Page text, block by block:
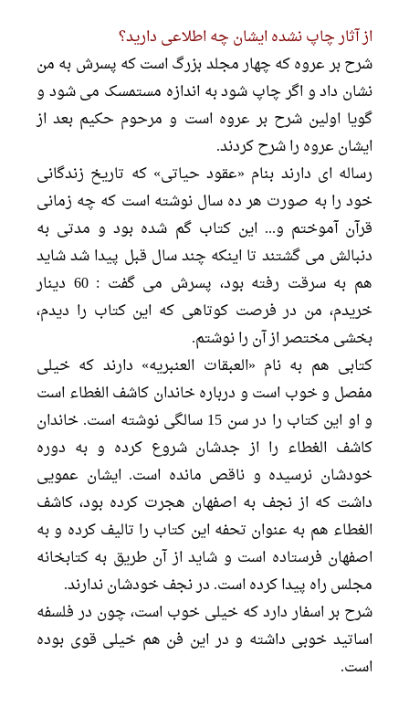
از آثار چاپ نشده ایشان چه اطلاعى دارید؟
شرح بر عروه که چهار مجلد بزرگ است که پسرش به من
نشان داد و اگر چاپ شود به اندازه مستمسک مى شود و
گویا اولین شرح بر عروه است و مرحوم حکیم بعد از
ایشان عروه را شرح کردند.
رساله اى دارند بنام «عقود حیاتى» که تاریخ زندگانى
خود را به صورت هر ده سال نوشته است که چه زمانى
قرآن آموختم و... این کتاب گم شده بود و مدتى به
دنبالش مى گشتند تا اینکه چند سال قبل پیدا شد شاید
هم به سرقت رفته بود، پسرش مى گفت : 60 دینار
خریدم، من در فرصت کوتاهى که این کتاب را دیدم،
بخشى مختصر از آن را نوشتم.
کتابى هم به نام «العبقات العنبریه» دارند که خیلى
مفصل و خوب است و درباره خاندان کاشف الغطاء است
و او این کتاب را در سن 15 سالگى نوشته است. خاندان
کاشف الغطاء را از جدشان شروع کرده و به دوره
خودشان نرسیده و ناقص مانده است. ایشان عمویى
داشت که از نجف به اصفهان هجرت کرده بود، کاشف
الغطاء هم به عنوان تحفه این کتاب را تالیف کرده و به
اصفهان فرستاده است و شاید از آن طریق به کتابخانه
مجلس راه پیدا کرده است. در نجف خودشان ندارند.
شرح بر اسفار دارد که خیلى خوب است، چون در فلسفه
اساتید خوبى داشته و در این فن هم خیلى قوى بوده
است.